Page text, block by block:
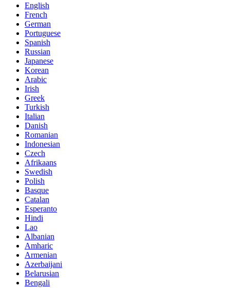
English
French
German
Portuguese
Spanish
Russian
Japanese
Korean
Arabic
Irish
Greek
Turkish
Italian
Danish
Romanian
Indonesian
Czech
Afrikaans
Swedish
Polish
Basque
Catalan
Esperanto
Hindi
Lao
Albanian
Amharic
Armenian
Azerbaijani
Belarusian
Bengali